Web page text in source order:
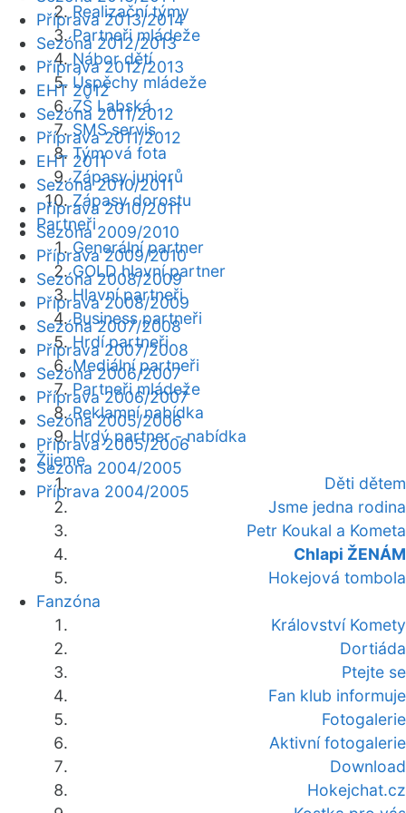
Realizační týmy
Partneři mládeže
Nábor dětí
Úspěchy mládeže
ZŠ Labská
SMS servis
Týmová fota
Zápasy juniorů
Zápasy dorostu
Partneři
Generální partner
GOLD hlavní partner
Hlavní partneři
Business partneři
Hrdí partneři
Mediální partneři
Partneři mládeže
Reklamní nabídka
Hrdý partner - nabídka
Žijeme
Děti dětem
Jsme jedna rodina
Petr Koukal a Kometa
Chlapi ŽENÁM
Hokejová tombola
Fanzóna
Království Komety
Dortiáda
Ptejte se
Fan klub informuje
Fotogalerie
Aktivní fotogalerie
Download
Hokejchat.cz
Příprava 2013/2014
Sezóna 2012/2013
Příprava 2012/2013
EHT 2012
Sezóna 2011/2012
Příprava 2011/2012
EHT 2011
Sezóna 2010/2011
Příprava 2010/2011
Sezóna 2009/2010
Příprava 2009/2010
Sezóna 2008/2009
Příprava 2008/2009
Sezóna 2007/2008
Příprava 2007/2008
Sezóna 2006/2007
Příprava 2006/2007
Sezóna 2005/2006
Příprava 2005/2006
Sezóna 2004/2005
Příprava 2004/2005